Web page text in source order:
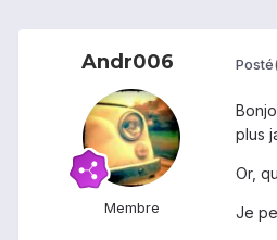
Andr006
Membre
plus
Or,
Je